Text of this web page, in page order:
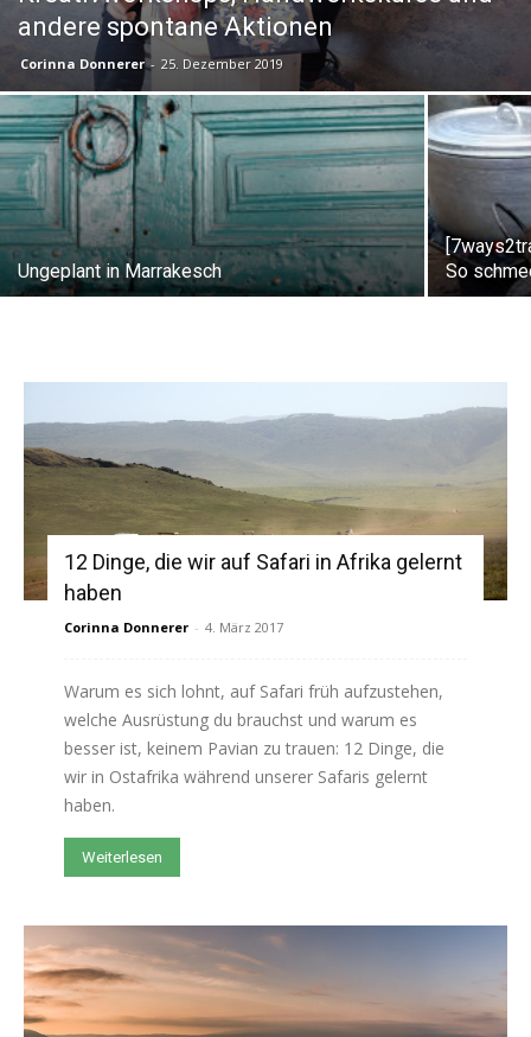
andere spontane Aktionen
Corinna Donnerer - 25. Dezember 2019
Ungeplant in Marrakesch
So
12 Dinge, die wir auf Safari in Afrika gelernt
haben
Corinna Donnerer - 4. März 2017
Warum es sich lohnt, auf Safari früh aufzustehen,
welche Ausrüstung du brauchst und warum es
besser ist, keinem Pavian zu trauen: 12 Dinge, die
wir in Ostafrika während unserer Safaris gelernt
haben.
Weiterlesen